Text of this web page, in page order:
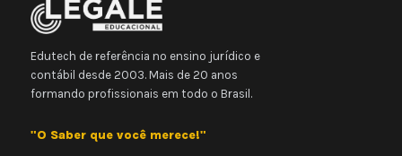
Edutech de referência no ensino jurídico e
contábil desde 2003. Mais de 20 anos
formando profissionais em todo o Brasil.
"O Saber que você merece!"